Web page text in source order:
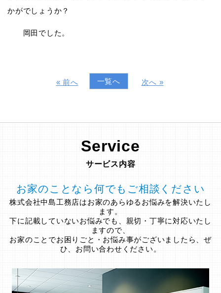
かがでしょうか？
岡田でした。
« 前へ 一覧へ 次へ »
Service
サービス内容
お家のことなら何でもご相談ください
株式会社中島工務店はお家のあらゆるお悩みを解決いたし
ます。
下に記載していないお悩みでも、親切・丁寧に対応いたし
ますので、
お家のことでお困りごと・お悩み事がございましたら、ぜ
ひ、お問い合わせください。